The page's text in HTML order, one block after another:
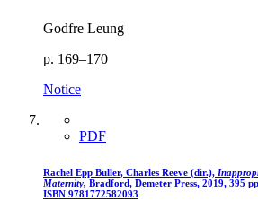
Godfre Leung
p. 169–170
Notice
PDF
Rachel Epp Buller, Charles Reeve (dir.),
Maternity, Bradford, Demeter Press, 2019, 395
ISBN 9781772582093